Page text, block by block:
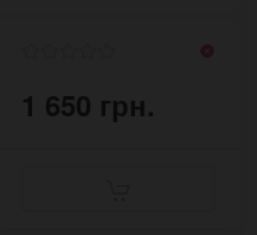
1 650 грн.